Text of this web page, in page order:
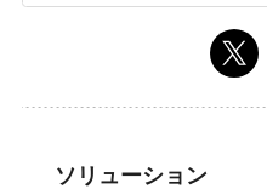
ソリューション